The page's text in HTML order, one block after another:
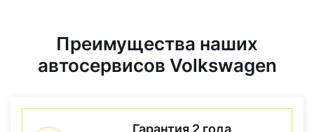
Преимущества наших
автосервисов Volkswagen
Гарантия 2 года